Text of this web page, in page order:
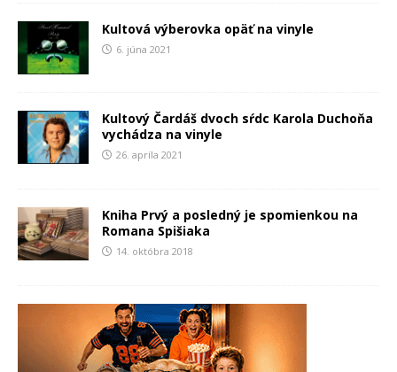
Kultová výberovka opäť na vinyle
6. júna 2021
Kultový Čardáš dvoch sŕdc Karola Duchoňa
vychádza na vinyle
26. apríla 2021
Kniha Prvý a posledný je spomienkou na
Romana Spišiaka
14. októbra 2018